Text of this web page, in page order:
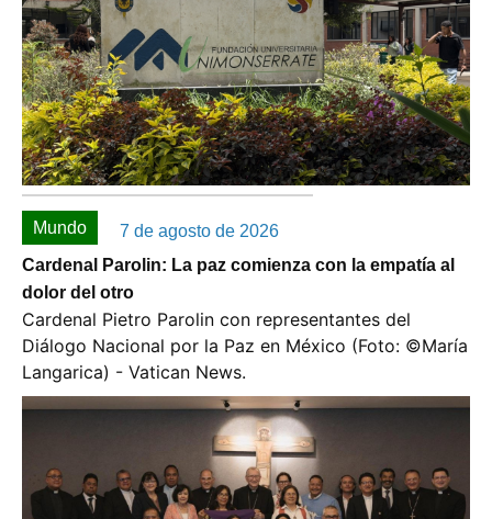
Mundo
7 de agosto de 2026
Cardenal Parolin: La paz comienza con la empatía al
dolor del otro
Cardenal Pietro Parolin con representantes del
Diálogo Nacional por la Paz en México (Foto: ©️María
Langarica) - Vatican News.